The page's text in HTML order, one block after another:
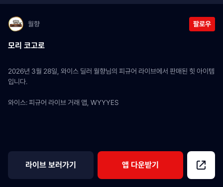
월향 팔로우
모리 코고로
2026년 3월 28일, 와이스 딜러 월향님의 피규어 라이브에서 판매된 힛 아이템
입니다.
와이스: 피규어 라이브 거래 앱, WYYYES
라이브 보러가기 앱 다운받기